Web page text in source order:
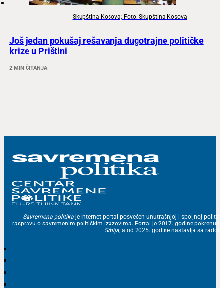
Skupština Kosova; Foto: Skupština Kosova
Još jedan pokušaj rešavanja dugotrajne političke
krize u Prištini
2 MIN ČITANJA
Savremena politika je internet portal posvećen unutrašnjoj i spoljnoj
raspravu o savremenim političkim izazovima. Portal je 2017. godine
Srbija, a od 2025. godine nastavlja sa